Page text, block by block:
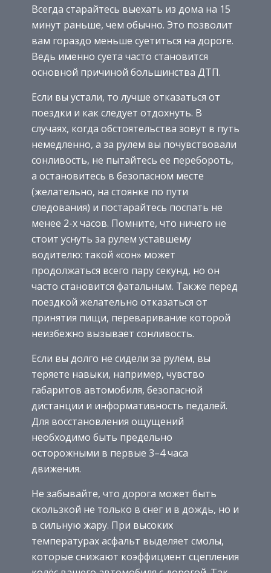
Всегда старайтесь выехать из дома на 15
минут раньше, чем обычно. Это позволит
вам гораздо меньше суетиться на дороге.
Ведь именно суета часто становится
основной причиной большинства ДТП.
Если вы устали, то лучше отказаться от
поездки и как следует отдохнуть. В
случаях, когда обстоятельства зовут в путь
немедленно, а за рулем вы почувствовали
сонливость, не пытайтесь ее перебороть,
а остановитесь в безопасном месте
(желательно, на стоянке по пути
следования) и постарайтесь поспать не
менее 2-х часов. Помните, что ничего не
стоит уснуть за рулем уставшему
водителю: такой «сон» может
продолжаться всего пару секунд, но он
часто становится фатальным. Также перед
поездкой желательно отказаться от
принятия пищи, переваривание которой
неизбежно вызывает сонливость.
Если вы долго не сидели за рулём, вы
теряете навыки, например, чувство
габаритов автомобиля, безопасной
дистанции и информативность педалей.
Для восстановления ощущений
необходимо быть предельно
осторожными в первые 3–4 часа
движения.
Не забывайте, что дорога может быть
скользкой не только в снег и в дождь, но и
в сильную жару. При высоких
температурах асфальт выделяет смолы,
которые снижают коэффициент сцепления